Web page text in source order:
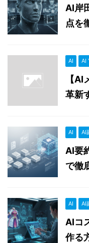
AI岸
点を
AI AI
【
革新
AI AI
AI要
で徹
AI AI
AIコ
作る